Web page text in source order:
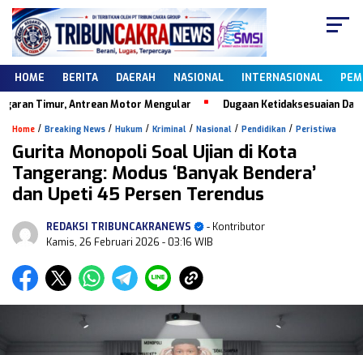
HOME BERITA DAERAH NASIONAL INTERNASIONAL
Timur, Antrean Motor Mengular Dugaan Ketidaksesuaian Data
Home / Breaking News / Hukum / Kriminal / Nasional / Pendidikan / Peristiwa
Gurita Monopoli Soal Ujian di Kota
Tangerang: Modus ‘Banyak Bendera’
dan Upeti 45 Persen Terendus
REDAKSI TRIBUNCAKRANEWS
- Kontributor
Kamis, 26 Februari 2026 - 03:16 WIB